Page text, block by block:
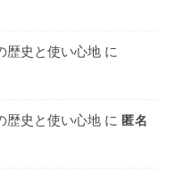
歴史と使い心地 に
歴史と使い心地 に 匿名